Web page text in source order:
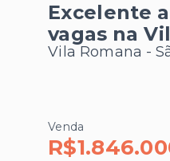
Excelente
vagas na
Vila Romana -
Venda